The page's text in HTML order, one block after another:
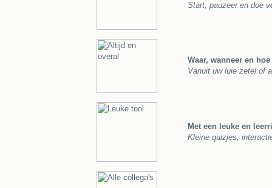
Start, pauzeer en doe
Waar, wanneer en
Vanuit uw luie zetel of
Met een leuke en
Kleine quizjes,